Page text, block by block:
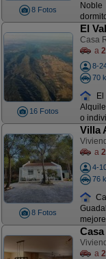
8 Fotos
16 Fotos
El
Casa
a
8-
70
o
8 Fotos
Villa
a
4-
76
a